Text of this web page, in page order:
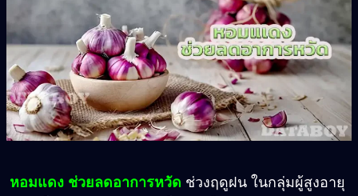
หอมแดง ช่วยลดอาการหวัด ช่วงฤดูฝน ในกลุ่มผู้สูงอายุ